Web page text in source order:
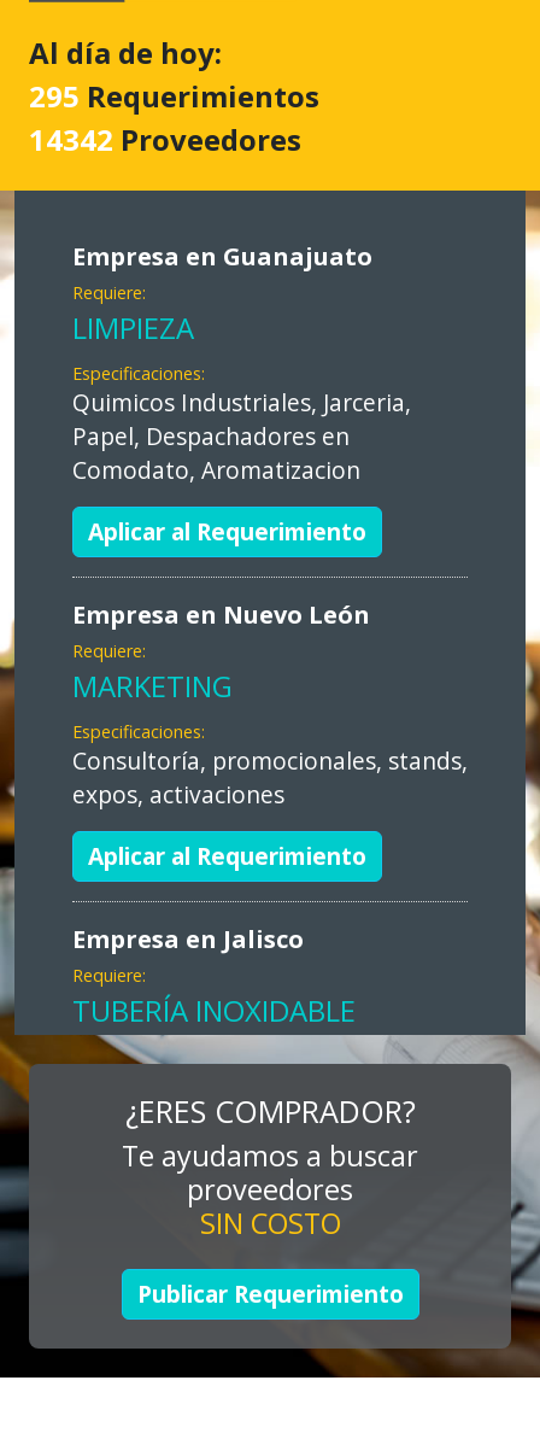
Al día de hoy:
295 Requerimientos
14342 Proveedores
Empresa en Guanajuato
Requiere:
LIMPIEZA
Especificaciones:
Quimicos Industriales, Jarceria,
Papel, Despachadores en
Comodato, Aromatizacion
Aplicar al Requerimiento
Empresa en Nuevo León
Requiere:
MARKETING
Especificaciones:
Consultoría, promocionales, stands,
expos, activaciones
Aplicar al Requerimiento
Empresa en Jalisco
Requiere:
TUBERÍA INOXIDABLE
Especificaciones:
Aplicar al Requerimiento
Empresa en Jalisco
Requiere:
LOGÍSTICA DE CARGA LLAVE
EN MANO
¿ERES COMPRADOR?
Te ayudamos a buscar
proveedores
SIN COSTO
Publicar Requerimiento